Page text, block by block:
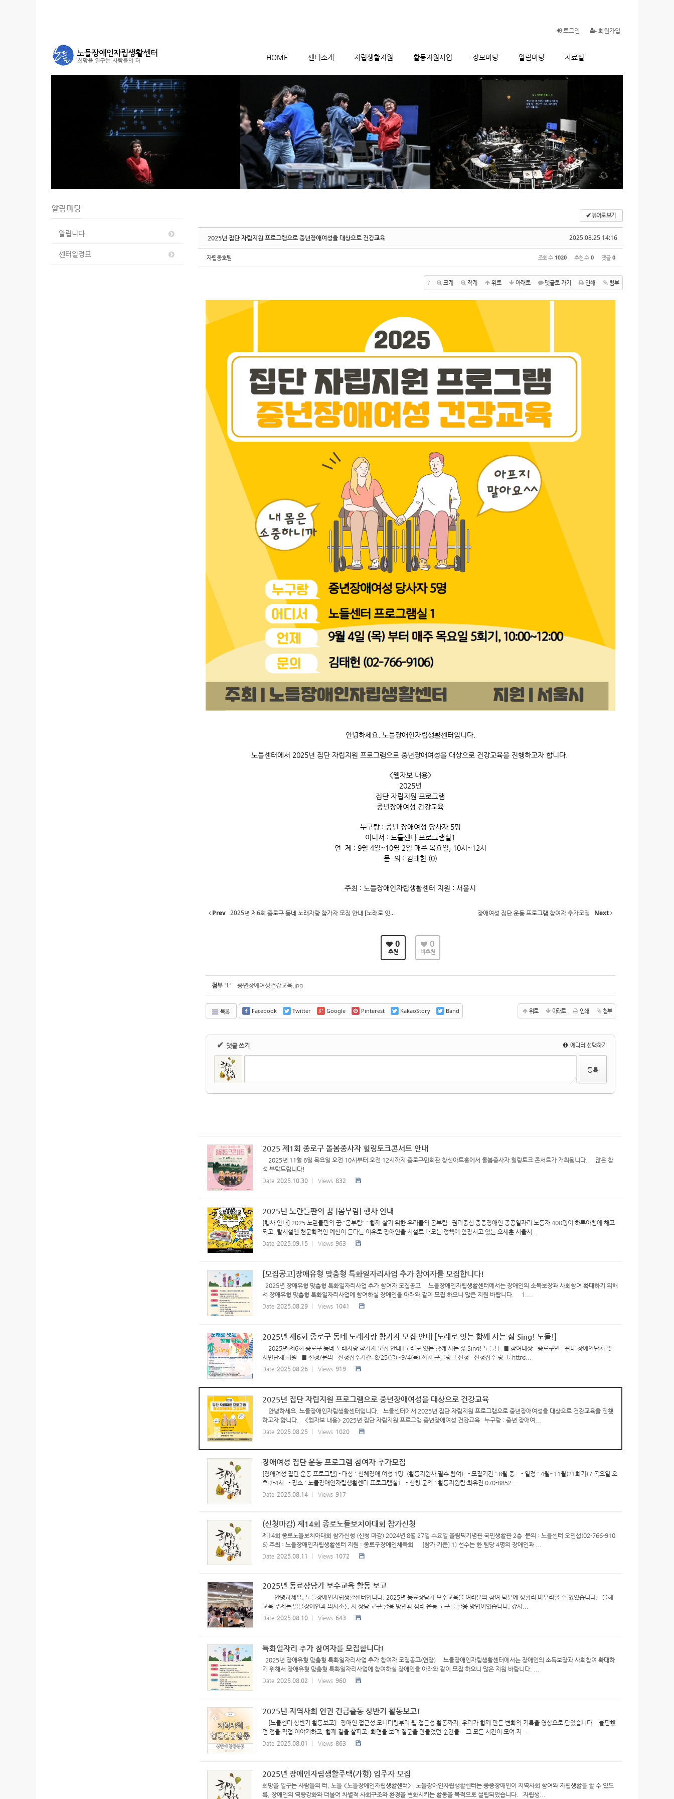
로그인 회원가입
HOME 센터소개 자립생활지원 활동지원사업 정보마당 알림마당 자료실
알림마당
알립니다
센터일정표
✔뷰어로 보기
2025.08.25 14:16
2025년 집단 자립지원 프로그램으로 중년장애여성을 대상으로 건강교육
자립옹호팀 조회 수 1020 추천 수 0 댓글 0
? 크게 작게 위로 아래로 댓글로 가기 인쇄 첨부
안녕하세요. 노들장애인자립생활센터입니다.
노들센터에서 2025년 집단 자립지원 프로그램으로 중년장애여성을 대상으로 건강교육을 진행하고자 합니다.
<웹자보 내용>
2025년
집단 자립지원 프로그램
중년장애여성 건강교육
누구랑 : 중년 장애여성 당사자 5명
어디서 : 노들센터 프로그램실1
언 제 : 9월 4일~10월 2일 매주 목요일, 10시~12시
문 의 : 김태헌 (0)
주최 : 노들장애인자립생활센터 지원 : 서울시
Prev 2025년 제6회 종로구 동네 노래자랑 참가자 모집 안내 [노래로 잇... 장애여성 집단 운동 프로그램 참여자 추가모집 Next
0
추천
0
비추천
첨부 '1 ' 중년장애여성건강교육.jpg
목록 Facebook Twitter Google Pinterest KakaoStory Band 위로 아래로 인쇄 첨부
✔ 댓글 쓰기 에디터 선택하기
2025 제1회 종로구 돌봄종사자 힐링토크콘서트 안내
2025년 11월 6일 목요일 오전 10시부터 오전 12시까지 종로구민회관 창신아트홀에서 돌봄종사자 힐링토크 콘서트가 개최됩니다. 많은 참
석 부탁드립니다!
Date 2025.10.30 Views 832
2025년 노란들판의 꿈 [몸부림] 행사 안내
[행사 안내] 2025 노란들판의 꿈 "몸부림" : 함께 살기 위한 우리들의 몸부림 권리중심 중증장애인 공공일자리 노동자 400명이 하루아침에 해고
되고, 탈시설엔 천문학적인 예산이 든다는 이유로 장애인을 시설로 내모는 정책에 앞장서고 있는 오세훈 서울시...
Date 2025.09.15 Views 963
[모집공고]장애유형 맞춤형 특화일자리사업 추가 참여자를 모집합니다!
2025년 장애유형 맞춤형 특화일자리사업 추가 참여자 모집공고 노들장애인자립생활센터에서는 장애인의 소독보장과 사회참여 확대하기 위해
서 장애유형 맞춤형 특화일자리사업에 참여하실 장애인을 아래와 같이 모집 하오니 많은 지원 바랍니다. 1....
Date 2025.08.29 Views 1041
2025년 제6회 종로구 동네 노래자랑 참가자 모집 안내 [노래로 잇는 함께 사는 삶 Sing! 노들!]
2025년 제6회 종로구 동네 노래자랑 참가자 모집 안내 [노래로 잇는 함께 사는 삶 Sing! 노들!] ■ 참여대상 - 종로구민 - 관내 장애인단체 및
시민단체 회원 ■ 신청/문의 - 신청접수기간: 8/25(월)~9/4(목) 까지 구글링크 신청 - 신청접수 링크: https...
Date 2025.08.26 Views 919
2025년 집단 자립지원 프로그램으로 중년장애여성을 대상으로 건강교육
안녕하세요. 노들장애인자립생활센터입니다. 노들센터에서 2025년 집단 자립지원 프로그램으로 중년장애여성을 대상으로 건강교육을 진행
하고자 합니다. <웹자보 내용> 2025년 집단 자립지원 프로그램 중년장애여성 건강교육 누구랑 : 중년 장애여...
Date 2025.08.25 Views 1020
장애여성 집단 운동 프로그램 참여자 추가모집
[장애여성 집단 운동 프로그램] - 대상 : 신체장애 여성 1명, (활동지원사 필수 참여) - 모집기간 : 8월 중. - 일정 : 4월~11월(21회기) / 목요일 오
후 2-4시 - 장소 : 노들장애인자립생활센터 프로그램실1 - 신청 문의 : 활동지원팀 최유진 070-8852...
Date 2025.08.14 Views 917
(신청마감) 제14회 종로노들보치아대회 참가신청
제14회 종로노들보치아대회 참가신청 (신청 마감) 2024년 8월 27일 수요일 올림픽기념관 국민생활관 2층 문의 : 노들센터 오민섭(02-766-910
6) 주최 : 노들장애인자립생활센터 지원 : 종로구장애인체육회 [참가 기준] 1) 선수는 한 팀당 4명의 장애인과 ...
Date 2025.08.11 Views 1072
2025년 동료상담가 보수교육 활동 보고
안녕하세요. 노들장애인자립생활센터입니다. 2025년 동료상담가 보수교육을 여러분의 참여 덕분에 성황리 마무리할 수 있었습니다. 올해
교육 주제는 발달장애인과 의사소통 시 상담 교구 활용 방법과 심리 운동 도구를 활용 방법이었습니다. 강사...
Date 2025.08.10 Views 643
특화일자리 추가 참여자를 모집합니다!
2025년 장애유형 맞춤형 특화일자리사업 추가 참여자 모집공고(연장) 노들장애인자립생활센터에서는 장애인의 소독보장과 사회참여 확대하
기 위해서 장애유형 맞춤형 특화일자리사업에 참여하실 장애인을 아래와 같이 모집 하오니 많은 지원 바랍니다. ...
Date 2025.08.02 Views 960
2025년 지역사회 인권 긴급출동 상반기 활동보고!
[노들센터 상반기 활동보고] 장애인 접근성 모니터링부터 웹 접근성 활동까지, 우리가 함께 만든 변화의 기록을 영상으로 담았습니다. 불편했
던 점을 직접 이야기하고, 함께 길을 살피고, 화면을 보며 질문을 만들었던 순간들— 그 모든 시간이 모여 지...
Date 2025.08.01 Views 863
2025년 장애인자립생활주택(가형) 입주자 모집
희망을 일구는 사람들의 터, 노들 <노들장애인자립생활센터> 노들장애인자립생활센터는 중증장애인이 지역사회 참여와 자립생활을 할 수 있도
록, 장애인의 역량강화와 더불어 차별적 사회구조와 환경을 변화시키는 활동을 목적으로 설립되었습니다. 자립생...